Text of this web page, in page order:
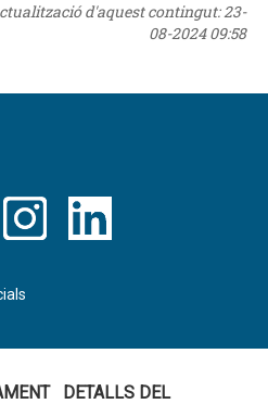
d'aquest contingut:23-
08-2024 09:58
DETALLS DEL